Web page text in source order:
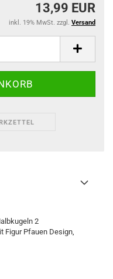
13,99 EUR
inkl. 19% MwSt. zzgl. Versand
2
Figur Pfauen Design,